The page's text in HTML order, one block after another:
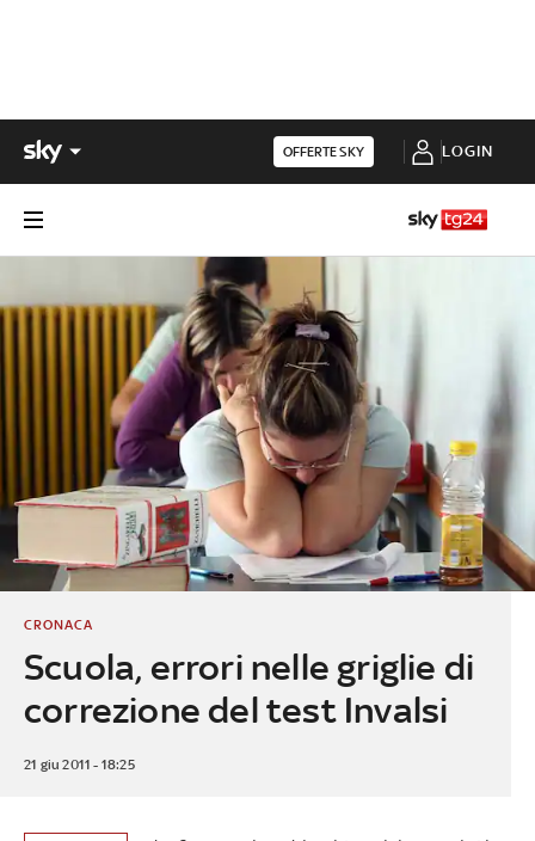
OFFERTE SKY LOGIN
Scuola, errori nelle griglie di
correzione del test Invalsi
CRONACA
21 giu 2011 - 18:25